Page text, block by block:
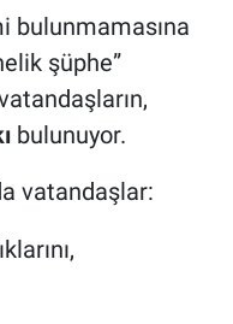
bulunmamasına
şüphe”
bulunuyor.
vatandaşlar: